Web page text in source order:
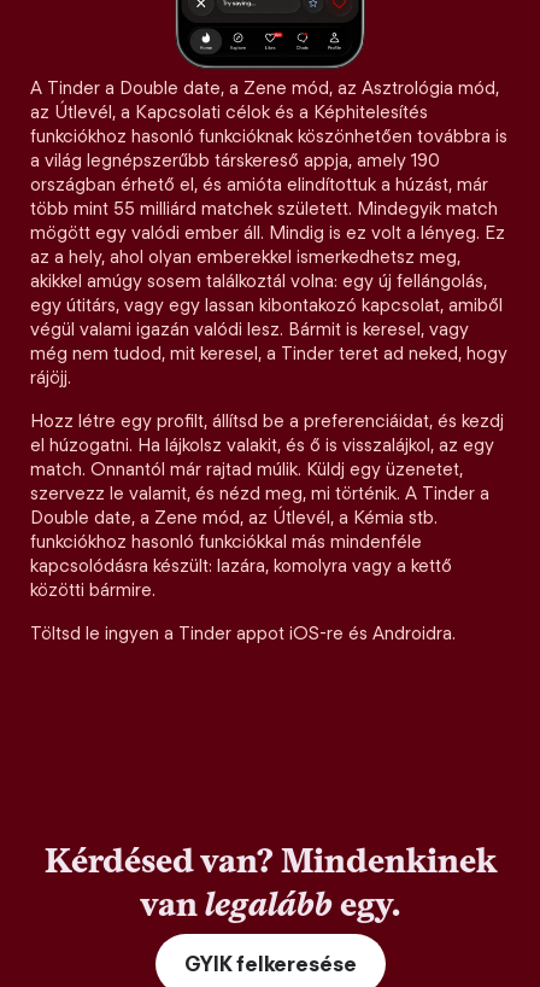
A Tinder a Double date, a Zene mód, az Asztrológia mód,
az Útlevél, a Kapcsolati célok és a Képhitelesítés
funkciókhoz hasonló funkcióknak köszönhetően továbbra is
a világ legnépszerűbb társkereső appja, amely 190
országban érhető el, és amióta elindítottuk a húzást, már
több mint 55 milliárd matchek született. Mindegyik match
mögött egy valódi ember áll. Mindig is ez volt a lényeg. Ez
az a hely, ahol olyan emberekkel ismerkedhetsz meg,
akikkel amúgy sosem találkoztál volna: egy új fellángolás,
egy útitárs, vagy egy lassan kibontakozó kapcsolat, amiből
végül valami igazán valódi lesz. Bármit is keresel, vagy
még nem tudod, mit keresel, a Tinder teret ad neked, hogy
rájöjj.
Hozz létre egy profilt, állítsd be a preferenciáidat, és kezdj
el húzogatni. Ha lájkolsz valakit, és ő is visszalájkol, az egy
match. Onnantól már rajtad múlik. Küldj egy üzenetet,
szervezz le valamit, és nézd meg, mi történik. A Tinder a
Double date, a Zene mód, az Útlevél, a Kémia stb.
funkciókhoz hasonló funkciókkal más mindenféle
kapcsolódásra készült: lazára, komolyra vagy a kettő
közötti bármire.
Töltsd le ingyen a Tinder appot iOS-re és Androidra.
Kérdésed van? Mindenkinek
vanlegalábbegy.
GYIK felkeresése